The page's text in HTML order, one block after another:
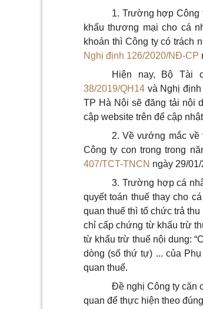
1. Trường hợp Công
khấu thương mại cho cá
khoán thì Công ty có trách
Nghị định 126/2020/NĐ-CP
Hiện nay, Bộ Tài
38/2019/QH14 và Nghị
TP Hà Nội sẽ đăng tải nội
cập website trên để cập
2. Về vướng mắc về
Công ty controng trong
407/TCT-TNCN ngày 29/
3. Trường hợp cá
quyết toán thuế thay cho
quan thuế thì tổ chức trả
chỉ cấp chứng từ khấu trừ
từ khấu trừ thuế nội dung:
dòng (số thứ tự) ... của
quan thuế.
Đề nghị Công ty căn
quan để thực hiện theo